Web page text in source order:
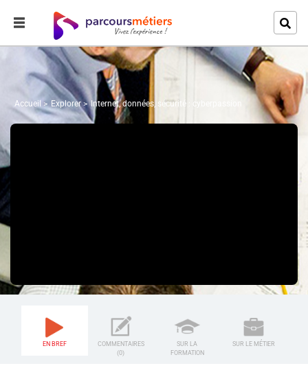
Accueil Explorer Internet, données, sécurité : cyberpassion
EN BREF
COMMENTAIRES
(0)
SUR LA
FORMATION
SUR LE MÉTIER